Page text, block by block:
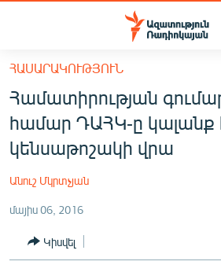
Մատչելիության
հիմնական
բովանդակությանը
Անցնել
հիմնական
մենյուին
ՀԱՅԱՍՏԱՆ
ՔԱՂԱՔԱԿԱՆ
ՏՆՏԵՍՈՒԹՅՈՒՆ
ՀԱՍԱՐԱԿՈՒԹՅՈՒՆ
Համատիրության
համար ԴԱՀԿ-ը կալանք
կենսաթոշակի վրա
Անուշ Մկրտչյան
մայիս 06, 2016
Կիսվել